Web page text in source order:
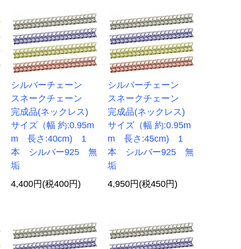
シルバーチェーン
スネークチェーン
完成品(ネックレス)
サイズ（幅 約:0.95m
m 長さ:40cm) 1
本 シルバー925 無
垢
4,400円(税400円)
シルバーチェーン
スネークチェーン
完成品(ネックレス)
サイズ（幅 約:0.95m
m 長さ:45cm) 1
本 シルバー925 無
垢
4,950円(税450円)